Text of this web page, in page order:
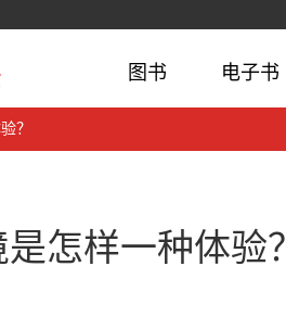
图书 电子书
？
怎样一种体验？